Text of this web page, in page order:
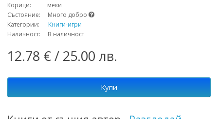
Корици: меки
Състояние: Много добро
Категории: Книги-игри
Наличност: В наличност
12.78 € / 25.00 лв.
Купи